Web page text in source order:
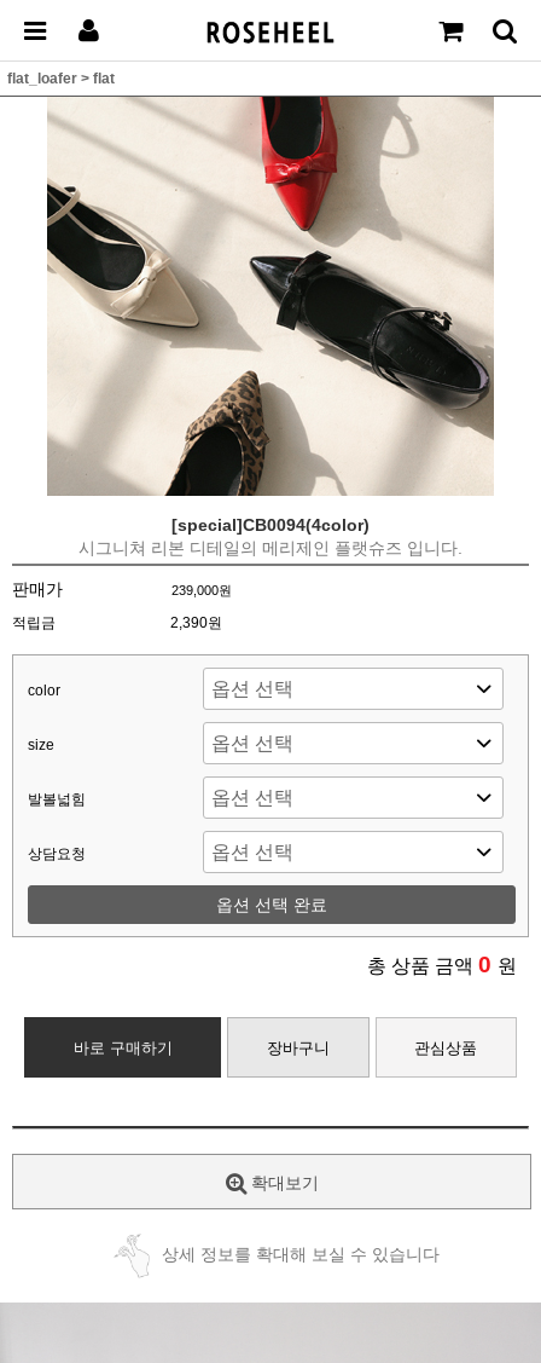
flat_loafer > flat
[special]CB0094(4color)
시그니쳐 리본 디테일의 메리제인 플랫슈즈 입니다.
판매가 239,000원
적립금 2,390원
color
size
발볼넓힘
상담요청
옵션 선택 완료
총 상품 금액 0 원
바로 구매하기 장바구니 관심상품
확대보기
상세 정보를 확대해 보실 수 있습니다